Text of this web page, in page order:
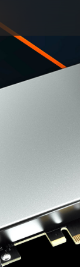
数字办公
MTT S30 / S10
图形与多媒体
PES 控制中心